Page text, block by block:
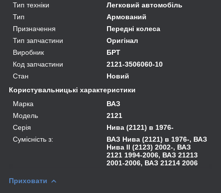
Тип техніки
Легковий автомобіль
Тип
Армований
Призначення
Передні колеса
Тип запчастини
Оригінал
Виробник
БРТ
Код запчастини
2121-3506060-10
Стан
Новий
Користувальницькі характеристики
Марка
ВАЗ
Модель
2121
Серія
Нива (2121) в 1976-
Сумісність з:
ВАЗ Нива (2121) в 1976-, ВАЗ
Нива II (2123) 2002-, ВАЗ
2121 1994-2006, ВАЗ 21213
2001-2006, ВАЗ 21214 2006
Приховати